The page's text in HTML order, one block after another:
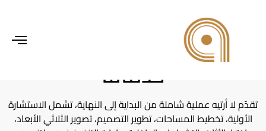
حوّل مشروعك من خلال
خدماتنا
تقدّم لا أرتيه عملية شاملة من البداية إلى النهاية، تشمل الاستشارة
الأولية، تخطيط المساحات، تطوير التصميم، تصوير الثلاثي الأبعاد،